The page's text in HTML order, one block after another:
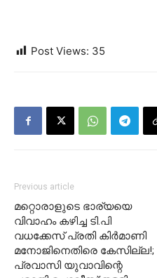
Post Views: 35
Previous article
മറ്റൊരാളുടെ ഭാര്യയെ
വിവാഹം കഴിച്ച ടി.പി
വധക്കേസ് പ്രതി കിര്‍മാണി
മനോജിനെതിരെ കേസില്ല!;
പ്രവാസി യുവാവിന്റെ